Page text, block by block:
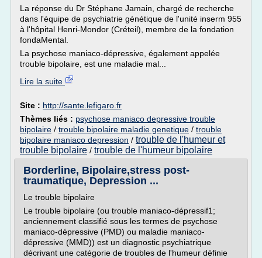
La réponse du Dr Stéphane Jamain, chargé de recherche
dans l'équipe de psychiatrie génétique de l'unité inserm 955
à l'hôpital Henri-Mondor (Créteil), membre de la fondation
fondaMental.
La psychose maniaco-dépressive, également appelée
trouble bipolaire, est une maladie mal...
Lire la suite
Site : http://sante.lefigaro.fr
Thèmes liés : psychose maniaco depressive trouble
bipolaire / trouble bipolaire maladie genetique / trouble
bipolaire maniaco depression / trouble de l'humeur et
trouble bipolaire / trouble de l'humeur bipolaire
Borderline, Bipolaire,stress post-
traumatique, Depression ...
Le trouble bipolaire
Le trouble bipolaire (ou trouble maniaco-dépressif1;
anciennement classifié sous les termes de psychose
maniaco-dépressive (PMD) ou maladie maniaco-
dépressive (MMD)) est un diagnostic psychiatrique
décrivant une catégorie de troubles de l'humeur définie